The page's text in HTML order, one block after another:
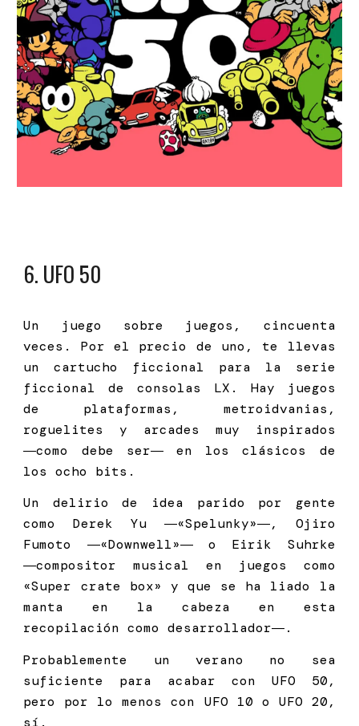
6. UFO 50
Un juego sobre juegos, cincuenta
veces. Por el precio de uno, te llevas
un cartucho ficcional para la serie
ficcional de consolas LX. Hay juegos
de plataformas, metroidvanias,
roguelites y arcades muy inspirados
―como debe ser― en los clásicos de
los ocho bits.
Un delirio de idea parido por gente
como Derek Yu ―«Spelunky»―, Ojiro
Fumoto ―«Downwell»― o Eirik Suhrke
―compositor musical en juegos como
«Super crate box» y que se ha liado la
manta en la cabeza en esta
recopilación como desarrollador―.
Probablemente un verano no sea
suficiente para acabar con UFO 50,
pero por lo menos con UFO 10 o UFO 20,
sí.